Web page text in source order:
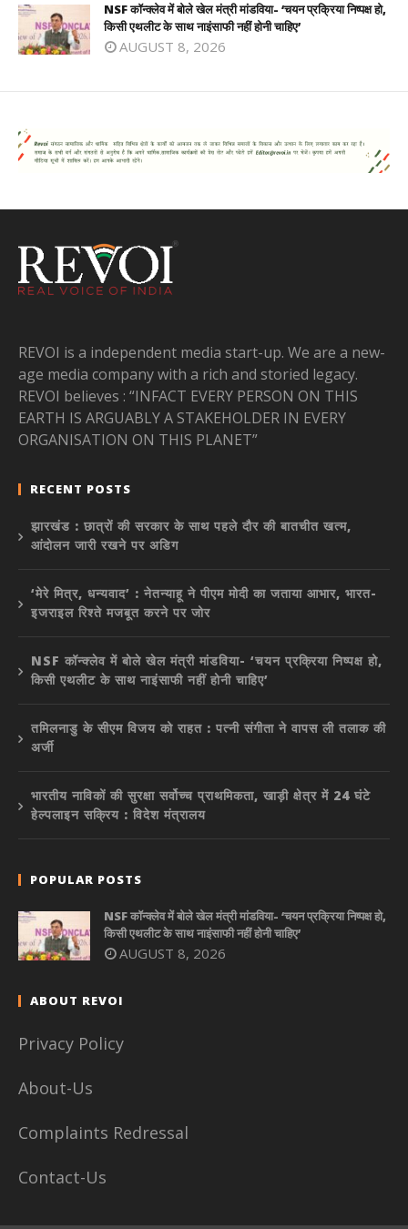
NSF कॉन्क्लेव में बोले खेल मंत्री मांडविया- ‘चयन प्रक्रिया निष्पक्ष हो,
किसी एथलीट के साथ नाइंसाफी नहीं होनी चाहिए’
AUGUST 8, 2026
REVOI is a independent media start-up. We are a new-
age media company with a rich and storied legacy.
REVOI believes : “INFACT EVERY PERSON ON THIS
EARTH IS ARGUABLY A STAKEHOLDER IN EVERY
ORGANISATION ON THIS PLANET”
RECENT POSTS
झारखंड : छात्रों की सरकार के साथ पहले दौर की बातचीत खत्म,
आंदोलन जारी रखने पर अडिग
‘मेरे मित्र, धन्यवाद’ : नेतन्याहू ने पीएम मोदी का जताया आभार, भारत-
इजराइल रिश्ते मजबूत करने पर जोर
NSF कॉन्क्लेव में बोले खेल मंत्री मांडविया- ‘चयन प्रक्रिया निष्पक्ष हो,
किसी एथलीट के साथ नाइंसाफी नहीं होनी चाहिए’
तमिलनाडु के सीएम विजय को राहत : पत्नी संगीता ने वापस ली तलाक की
अर्जी
भारतीय नाविकों की सुरक्षा सर्वोच्च प्राथमिकता, खाड़ी क्षेत्र में 24 घंटे
हेल्पलाइन सक्रिय : विदेश मंत्रालय
POPULAR POSTS
NSF कॉन्क्लेव में बोले खेल मंत्री मांडविया- ‘चयन प्रक्रिया निष्पक्ष हो,
किसी एथलीट के साथ नाइंसाफी नहीं होनी चाहिए’
AUGUST 8, 2026
ABOUT REVOI
Privacy Policy
About-Us
Complaints Redressal
Contact-Us